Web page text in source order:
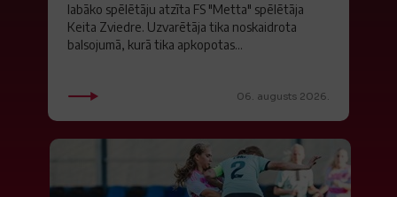
labāko spēlētāju atzīta FS "Metta" spēlētāja
Keita Zviedre. Uzvarētāja tika noskaidrota
balsojumā, kurā tika apkopotas...
06. augusts 2026.